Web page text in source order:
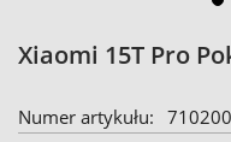
Xiaomi 15T Pro
Numer artykułu
to
beginning